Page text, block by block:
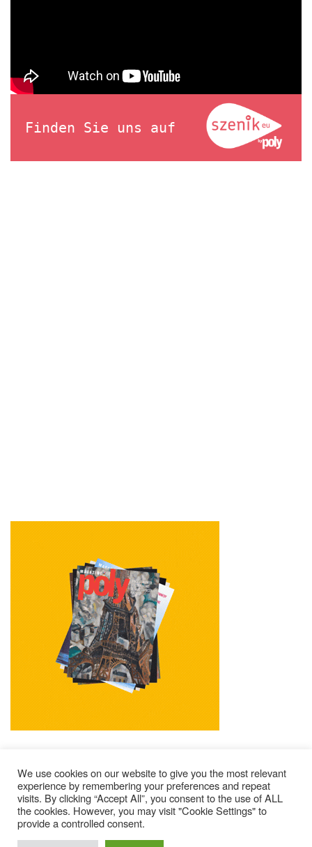
Finden Sie uns auf
Impressum Kontakt
Alle Ausgaben Lesen
POLY Abonnieren
© 2025 – Magazine Poly – BKN
We use cookies on our website to give you the most relevant
experience by remembering your preferences and repeat
visits. By clicking “Accept All”, you consent to the use of ALL
the cookies. However, you may visit "Cookie Settings" to
provide a controlled consent.